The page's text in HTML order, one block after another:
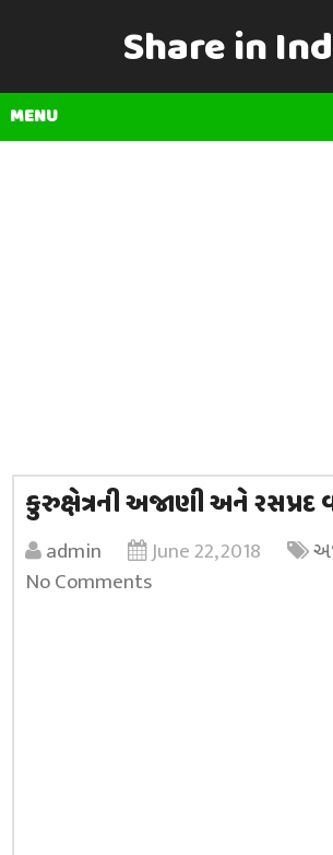
Share in
MENU
કુરુક્ષેત્રની અજાણી અને રસપ્રદ
admin June 22, 2018
No Comments